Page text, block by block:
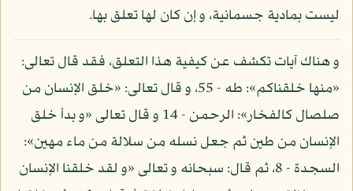
ليست بمادية جسمانية، و إن كان لها تعلق بها.
و هناك آيات تكشف عن كيفية هذا التعلق، فقد قال تعالى:
«منها خلقناكم»: طه - 55، و قال تعالى: «خلق الإنسان من
صلصال كالفخار»: الرحمن - 14 و قال تعالى «و بدأ خلق
الإنسان من طين ثم جعل نسله من سلالة من ماء مهين»:
السجدة - 8، ثم قال: سبحانه و تعالى «و لقد خلقنا الإنسان